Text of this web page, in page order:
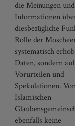
die Meinungen und
Informationen
diesbezügliche
Rolle der
systematisch
Daten, sondern auf
Vorurteilen und
Spekulationen.
Islamischen
ebenfalls keine
Notwendigkeit der Studie
überzeugt und
konstruktiv.Dieses
die zentralen
Studie zusammen und wird
durch weitere Kapitel,
welche
Stellungnahme der IRG OÖ
sowie einen
bezüglich der Realisierung